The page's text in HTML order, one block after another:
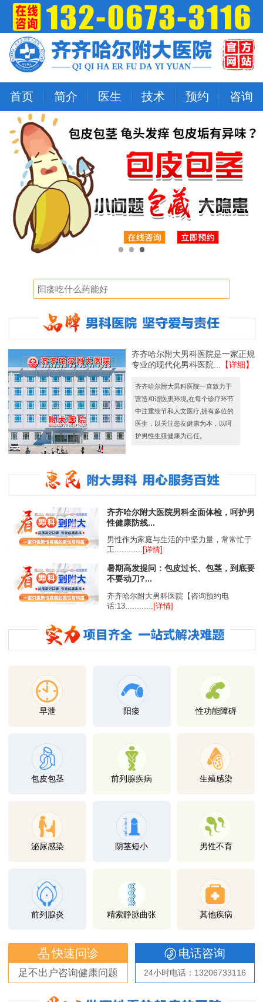
首页 简介 医生 技术 预约 咨询
齐齐哈尔附大男科医院是一家正规
专业的现代化男科医院...
【详细】
齐齐哈尔附大男科医院一直致力于
营造和谐医患环境,在每个诊疗环节
中注重细节和人文医疗,拥有多位的
医生，以关注患友健康为本，以呵
护男性生殖健康为己任。
齐齐哈尔附大医院男科全面体检，呵护男
性健康防线...
男性作为家庭与生活的中坚力量，常常忙于
工............ [详情]
暑期高发提问：包皮过长、包茎，到底要
不要动刀?...
齐齐哈尔附大男科医院【咨询预约电
话:13............
[详情]
早泄 阳痿 性功能障碍
包皮包茎 前列腺疾病 生殖感染
泌尿感染 阴茎短小 男性不育
前列腺炎 精索静脉曲张 其他疾病
快速问诊
足不出户咨询健康问题
电话咨询
24小时电话：13206733116